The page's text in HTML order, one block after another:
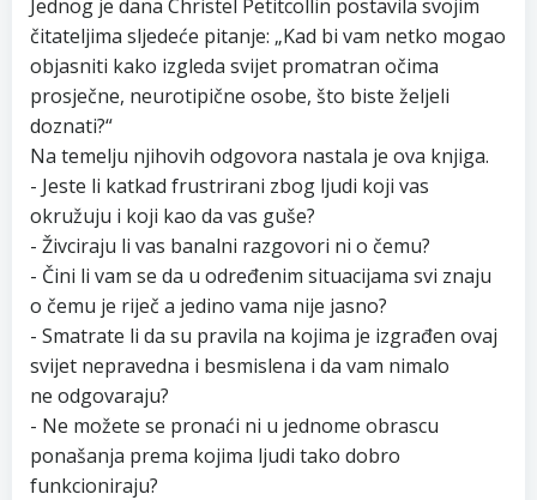
Jednog je dana Christel Petitcollin postavila svojim
čitateljima sljedeće pitanje: „Kad bi vam netko mogao
objasniti kako izgleda svijet promatran očima
prosječne, neurotipične osobe, što biste željeli
doznati?“
Na temelju njihovih odgovora nastala je ova knjiga.
- Jeste li katkad frustrirani zbog ljudi koji vas
okružuju i koji kao da vas guše?
- Živciraju li vas banalni razgovori ni o čemu?
- Čini li vam se da u određenim situacijama svi znaju
o čemu je riječ a jedino vama nije jasno?
- Smatrate li da su pravila na kojima je izgrađen ovaj
svijet nepravedna i besmislena i da vam nimalo
ne odgovaraju?
- Ne možete se pronaći ni u jednome obrascu
ponašanja prema kojima ljudi tako dobro
funkcioniraju?